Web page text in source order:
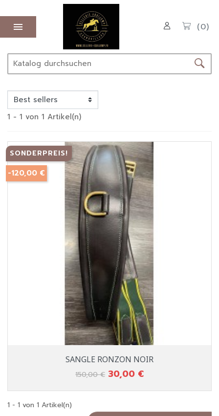
 (0)
1 - 1 von 1 Artikel(n)
SANGLE RONZON NOIR
Verkaufspreis
150,00 € Preis
30,00 €
SONDERPREIS!
-120,00 €
1 - 1 von 1 Artikel(n)